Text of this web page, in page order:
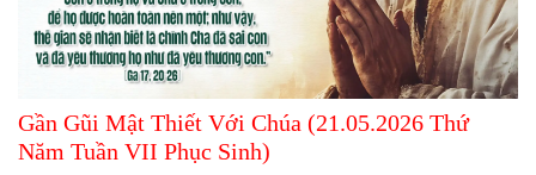
Gần Gũi Mật Thiết Với Chúa (21.05.2026 Thứ
Năm Tuần VII Phục Sinh)